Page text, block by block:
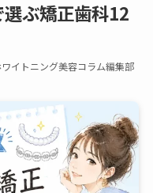
ぶ矯正歯科12
ワイトニング美容コラム編集部